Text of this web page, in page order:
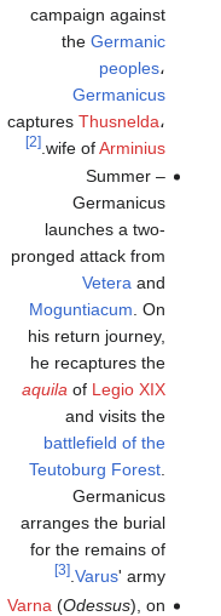
campaign against
the Germanic
peoples،
Germanicus
captures Thusnelda،
wife ofArminius
.
[2]
Summer –
Germanicus
launches a two-
pronged attack from
Veteraand
Moguntiacum. On
his return journey,
he recaptures the
aquilaof Legio XIX
and visits the
battlefield of the
Teutoburg Forest.
Germanicus
arranges the burial
for the remains of
Varus' army.
[3]
Varna (Odessus), on